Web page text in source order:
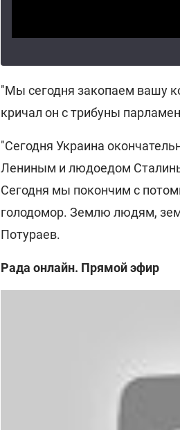
"Мы сегодня закопаем вашу
кричал он с трибуны
"Сегодня Украина
Лениным и людоедом
Сегодня мы покончим с
голодомор. Землю людям,
Потураев.
Рада онлайн. Прямой эфир